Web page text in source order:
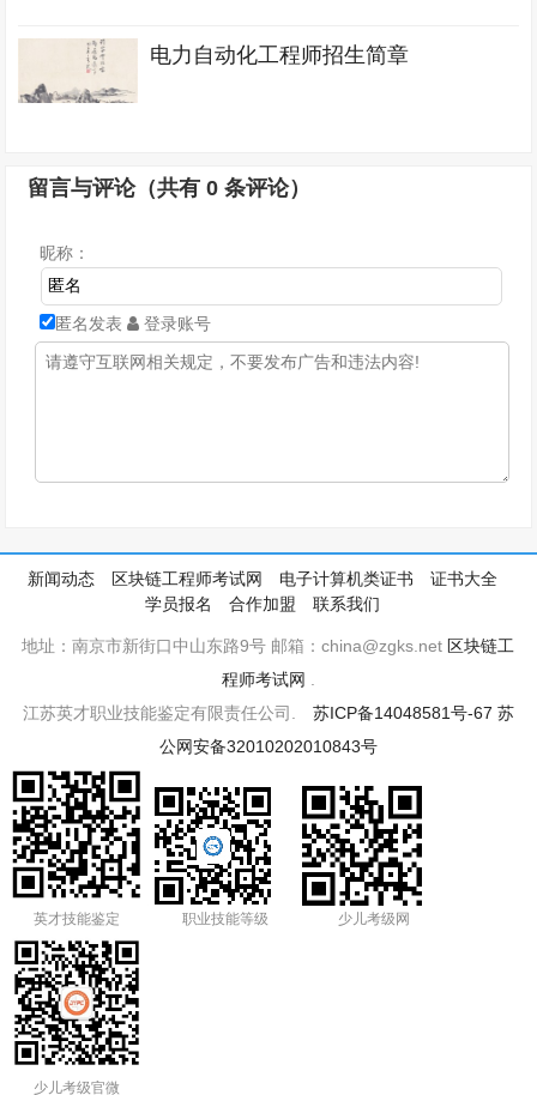
电力自动化工程师招生简章
留言与评论（共有0 条评论）
昵称：
匿名发表 登录账号
新闻动态 区块链工程师考试网 电子计算机类证书
证书大全
学员报名
合作加盟 联系我们
地址：南京市新街口中山东路9号 邮箱：china@zgks.net 区块链工
程师考试网
江苏英才职业技能鉴定有限责任公司. 苏ICP备14048581号-67 苏
公网安备32010202010843号
英才技能鉴定 职业技能等级 少儿考级网
少儿考级官微